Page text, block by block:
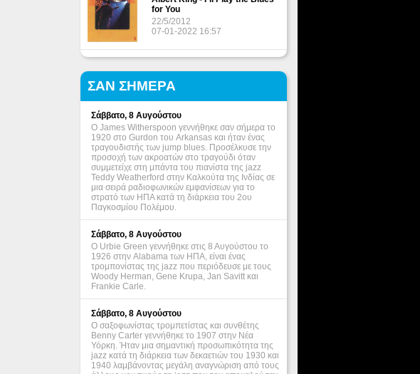
for You
22/5/2012
07-01-2022 16:57
ΣΑΝ ΣΗΜΕΡΑ
Σάββατο, 8 Αυγούστου
Ο James Witherspoon γεννήθηκε σαν σήμερα το
1920 στο Gurdon του Arkansas και ήταν ένας
τραγουδιστής των jump blues. Προσέλκυσε την
προσοχή των ακροατών στο τραγούδι όταν
συμμετείχε στη μπάντα του πιανίστα της jazz
Teddy Weatherford στην Καλκούτα της Ινδίας σε
μια σειρά ραδιοφωνικών εμφανίσεων για το
στρατό των ΗΠΑ κατά τη διάρκεια του 2ου
Παγκοσμίου Πολέμου.
Σάββατο, 8 Αυγούστου
Ο Urbie Green γεννήθηκε στις 8 Αυγούστου το
1926 στην Alabama των ΗΠΑ, είναι ένας
τρομπονίστας της jazz που περιόδευσε με τους
Woody Herman, Gene Krupa, Jan Savitt και
Frankie Carle.
Σάββατο, 8 Αυγούστου
Ο σαξοφωνίστας τρομπετίστας και συνθέτης
Benny Carter γεννήθηκε το 1907 στην Νέα
Υόρκη. Ήταν μια σημαντική προσωπικότητα της
jazz κατά τη διάρκεια των δεκαετιών του 1930 και
1940 λαμβάνοντας μεγάλη αναγνώριση από τους